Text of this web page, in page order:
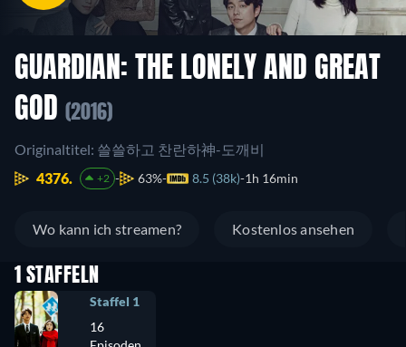
GUARDIAN: THE LONELY AND GREAT
GOD (2016)
Originaltitel: 쓸쓸하고 찬란하神-도깨비
4376.
+2 63% 8.5 (38k) 1h 16min
Wo kann ich streamen? Kostenlos ansehen
1 STAFFELN
Staffel 1
16